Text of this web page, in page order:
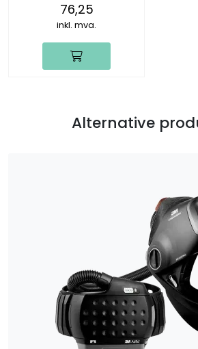
76,25
inkl. mva.
Alternative